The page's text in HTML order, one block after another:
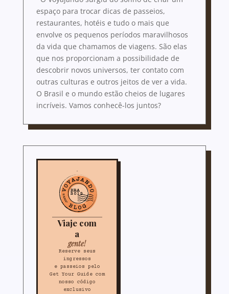
espaço para trocar dicas de passeios,
restaurantes, hotéis e tudo o mais que
envolve os pequenos períodos maravilhosos
da vida que chamamos de viagens. São elas
que nos proporcionam a possibilidade de
descobrir novos universos, ter contato com
outras culturas e outros jeitos de ver a vida.
O Brasil e o mundo estão cheios de lugares
incríveis. Vamos conhecê-los juntos?
Viaje com
a
gente!
Reserve seus
ingressos
e passeios pelo
Get Your Guide com
nosso código
exclusivo